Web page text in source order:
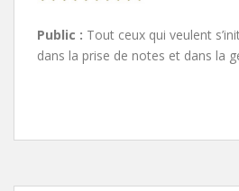
Public : Tout ceux qui veulent
dans la prise de notes et dans la